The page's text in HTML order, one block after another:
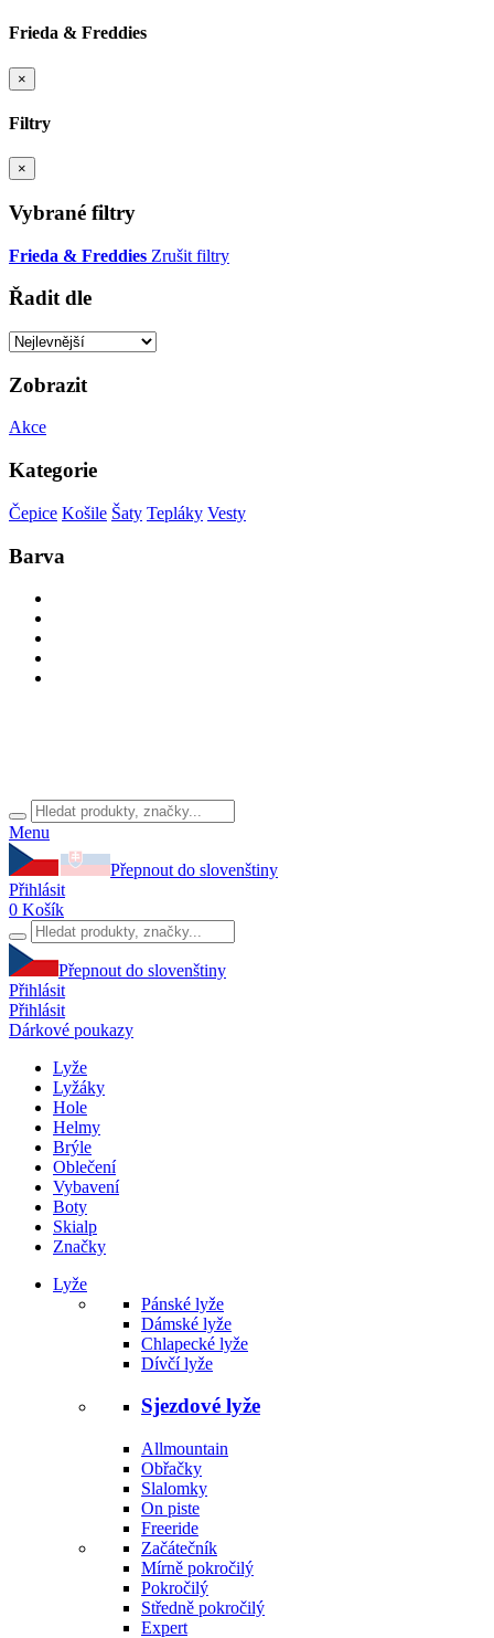
Frieda & Freddies
×
Filtry
×
Vybrané filtry
Frieda & Freddies Zrušit filtry
Řadit dle
Zobrazit
Akce
Kategorie
Čepice Košile Šaty Tepláky Vesty
Barva
Menu
Přepnout do slovenštiny
Přihlásit
0 Košík
Přepnout do slovenštiny
Přihlásit
Přihlásit
Dárkové poukazy
Lyže
Lyžáky
Hole
Helmy
Brýle
Oblečení
Vybavení
Boty
Skialp
Značky
Lyže
Pánské lyže
Dámské lyže
Chlapecké lyže
Dívčí lyže
Sjezdové lyže
Allmountain
Obřačky
Slalomky
On piste
Freeride
Začátečník
Mírně pokročilý
Pokročilý
Středně pokročilý
Expert